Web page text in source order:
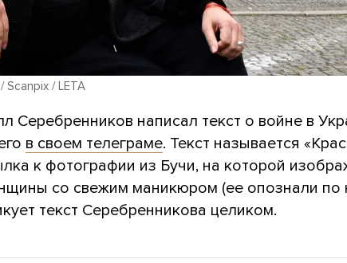
Scanpix / LETA
Серебренников написал текст о войне в
в своем телеграме. Текст называется
к фотографии из Бучи, на которой
со свежим маникюром (ее опознали по
текст Серебренникова целиком.